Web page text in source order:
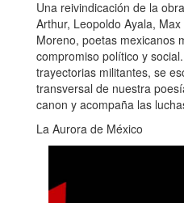
Una reivindicación de la
Arthur, Leopoldo Ayala,
Moreno, poetas mexicanos
compromiso político y
trayectorias militantes, se
transversal de nuestra
canon y acompaña las
La Aurora de México